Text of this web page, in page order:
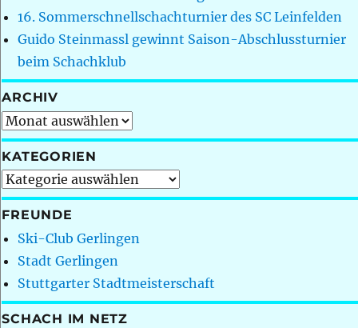
16. Sommerschnellschachturnier des SC Leinfelden
Guido Steinmassl gewinnt Saison-Abschlussturnier
beim Schachklub
ARCHIV
Archiv
KATEGORIEN
Kategorien
FREUNDE
Ski-Club Gerlingen
Stadt Gerlingen
Stuttgarter Stadtmeisterschaft
SCHACH IM NETZ